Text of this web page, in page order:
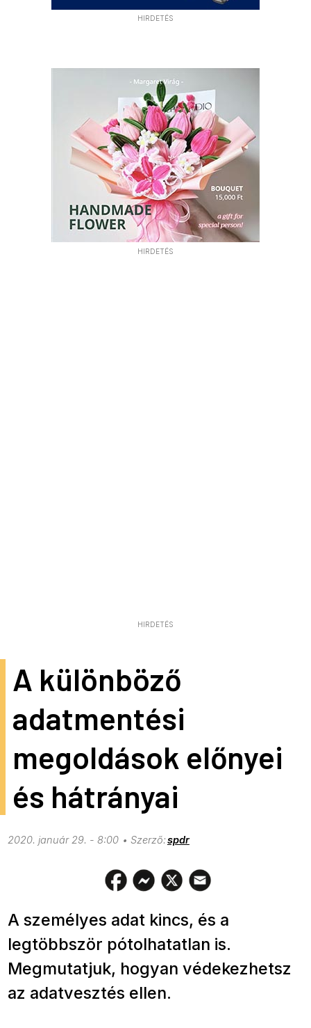
HIRDETÉS
HIRDETÉS
HIRDETÉS
A különböző
adatmentési
megoldások előnyei
és hátrányai
2020. január 29. - 8:00 spdr
A személyes adat kincs, és a
legtöbbször pótolhatatlan is.
Megmutatjuk, hogyan védekezhetsz
az adatvesztés ellen.